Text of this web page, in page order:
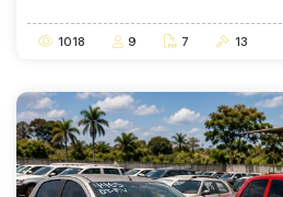
1018 9 7 13